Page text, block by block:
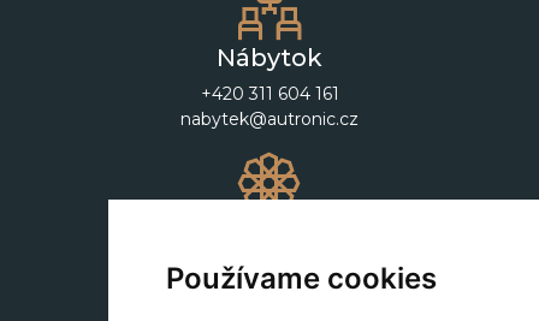
Používame cookies
Nábytok
+420 311 604 161
nabytek@autronic.cz
+420 311 604 182
dekorace@autronic.cz